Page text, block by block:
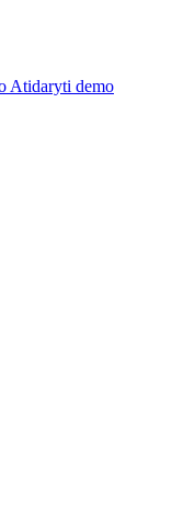
Atidaryti demo